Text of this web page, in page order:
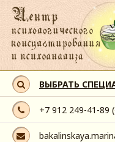
ВЫБРАТЬ
+7 912 249-41-89